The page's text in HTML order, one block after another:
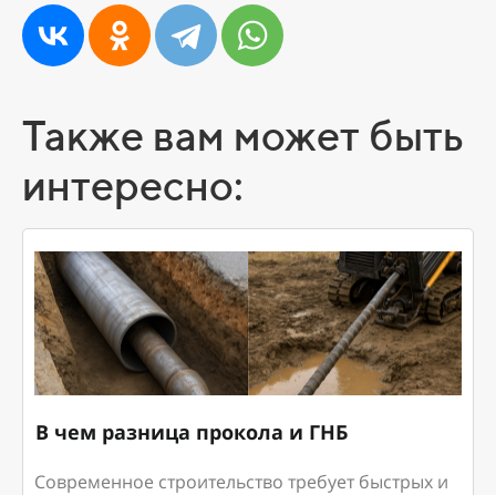
Также вам может быть
интересно:
В чем разница прокола и ГНБ
Современное строительство требует быстрых и